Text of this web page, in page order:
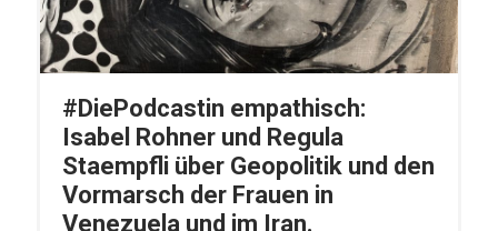
#DiePodcastin empathisch:
Isabel Rohner und Regula
Staempfli über Geopolitik und den
Vormarsch der Frauen in
Venezuela und im Iran.